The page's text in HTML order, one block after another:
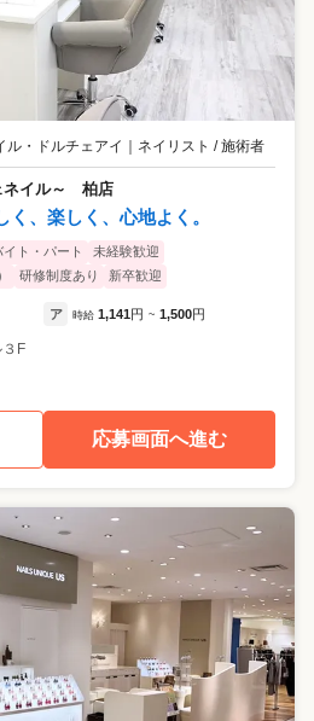
ル・ドルチェアイ ｜ ネイリスト / 施術者
ネイル～ 柏店
、楽しく、心地よく。
イト・パート
未経験歓迎
研修制度あり 新卒歓迎
ア 時給 1,141円 ~ 1,500円
F
応募画面へ進む